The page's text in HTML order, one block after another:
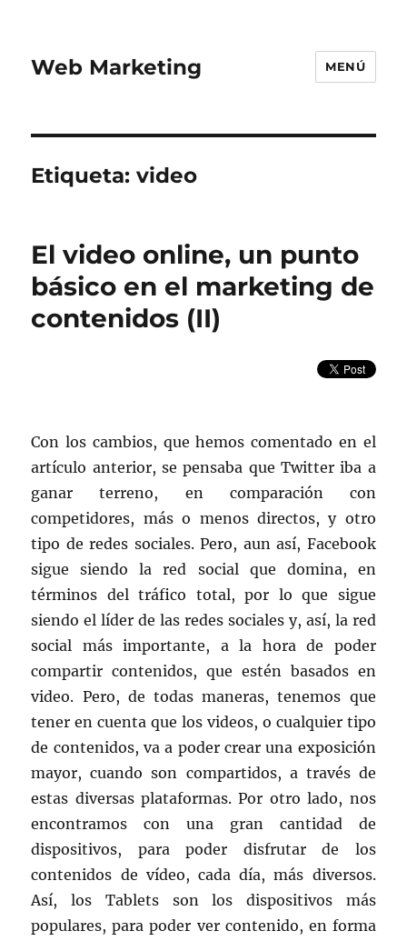
Web Marketing MENÚ
Etiqueta:video
El video online, un punto
básico en el marketing de
contenidos (II)
Con los cambios, que hemos comentado en el
artículo anterior, se pensaba que Twitter iba a
ganar terreno, en comparación con
competidores, más o menos directos, y otro
tipo de redes sociales. Pero, aun así, Facebook
sigue siendo la red social que domina, en
términos del tráfico total, por lo que sigue
siendo el líder de las redes sociales y, así, la red
social más importante, a la hora de poder
compartir contenidos, que estén basados en
video. Pero, de todas maneras, tenemos que
tener en cuenta que los videos, o cualquier tipo
de contenidos, va a poder crear una exposición
mayor, cuando son compartidos, a través de
estas diversas plataformas. Por otro lado, nos
encontramos con una gran cantidad de
dispositivos, para poder disfrutar de los
contenidos de vídeo, cada día, más diversos.
Así, los Tablets son los dispositivos más
populares, para poder ver contenido, en forma